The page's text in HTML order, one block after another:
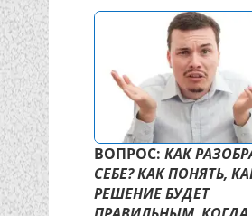
ВОПРОС: КАК
СЕБЕ? КАК ПОНЯТЬ,
РЕШЕНИЕ БУДЕТ